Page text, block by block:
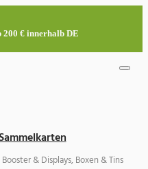
200 € innerhalb DE
& Displays, Boxen & Tins